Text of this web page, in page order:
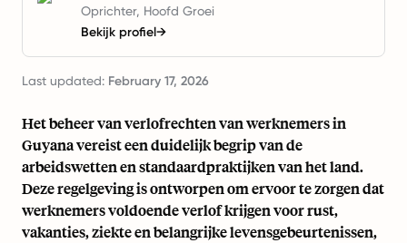
Oprichter, Hoofd Groei
Bekijk profiel→
Last updated: February 17, 2026
Het beheer van verlofrechten van werknemers in
Guyana vereist een duidelijk begrip van de
arbeidswetten en standaardpraktijken van het land.
Deze regelgeving is ontworpen om ervoor te zorgen dat
werknemers voldoende verlof krijgen voor rust,
vakanties, ziekte en belangrijke levensgebeurtenissen,